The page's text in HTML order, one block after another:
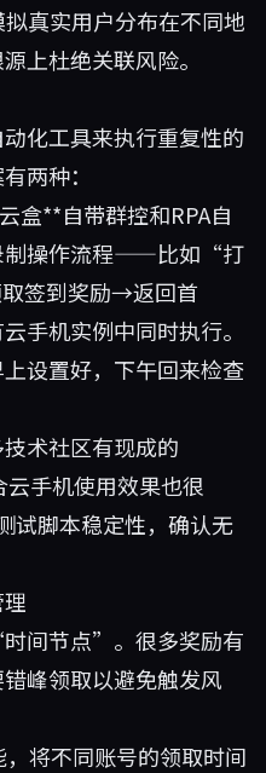
真实用户分布在不同地
上杜绝关联风险。
化工具来执行重复性的
两种：
盒**自带群控和RPA自
制操作流程——比如“打
签到奖励→返回首
手机实例中同时执行。
设置好，下午回来检查
术社区有现成的
手机使用效果也很
试脚本稳定性，确认无
间节点”。很多奖励有
峰领取以避免触发风
将不同账号的领取时间